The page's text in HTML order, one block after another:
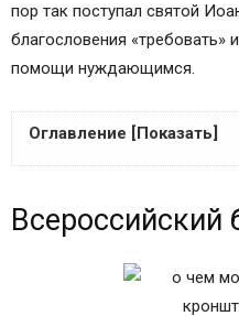
пор так поступал святой
благословения «требовать»
помощи нуждающимся.
Оглавление [Показать]
Смерть смиренного
Молитвы святому
Молитва ко святому